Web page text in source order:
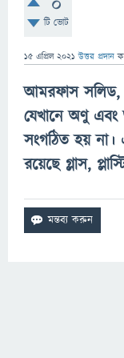
টি ভোট
15 এপ্রিল 2021 উত্তর প্রদান
আমরফাস সলিড,
যেখানে অণু এবং
সংগঠিত হয় না।
রয়েছে গ্লাস,